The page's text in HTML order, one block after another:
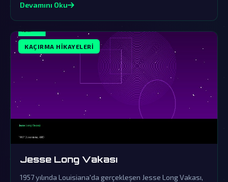
Devamını Oku
KAÇIRMA HIKAYELERI
Jesse Long Vakası
1957 yılında Louisiana'da gerçekleşen Jesse Long Vakası,